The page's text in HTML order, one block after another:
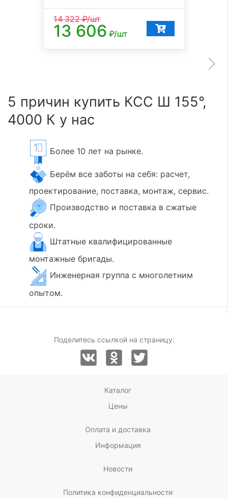
14 322₽/шт
13 606 ₽/шт
5 причин купить КСС Ш 155°,
4000 К у нас
Более 10 лет на рынке.
Берём все заботы на себя: расчет,
проектирование, поставка, монтаж, сервис.
Производство и поставка в сжатые
сроки.
Штатные квалифицированные
монтажные бригады.
Инженерная группа с многолетним
опытом.
Поделитесь ссылкой на страницу:
Каталог
Цены
Оплата и доставка
Информация
Новости
Политика конфиденциальности